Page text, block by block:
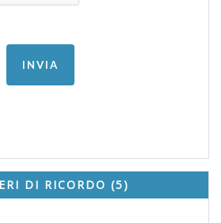
DI RICORDO (5)